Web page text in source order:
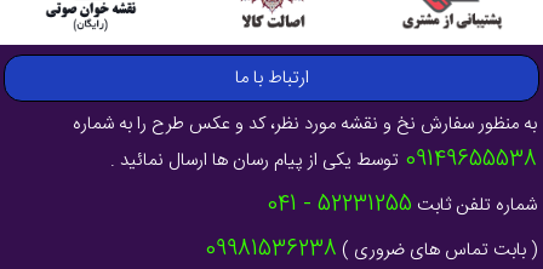
ارتباط با ما
به منظور سفارش نخ و نقشه مورد نظر، کد و عکس طرح را به شماره
09149655538 توسط یکی از پیام رسان ها ارسال نمائید .
شماره تلفن ثابت 52231255 - 041
( بابت تماس های ضروری ) 09981536238